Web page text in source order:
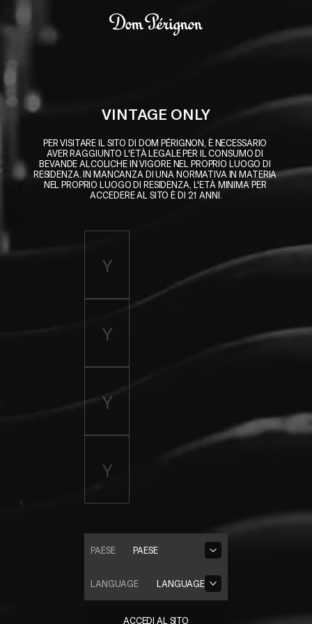
VINTAGE ONLY
PER VISITARE IL SITO DI DOM PÉRIGNON, È NECESSARIO
AVER RAGGIUNTO L'ETÀ LEGALE PER IL CONSUMO DI
BEVANDE ALCOLICHE IN VIGORE NEL PROPRIO LUOGO DI
RESIDENZA. IN MANCANZA DI UNA NORMATIVA IN MATERIA
NEL PROPRIO LUOGO DI RESIDENZA, L'ETÀ MINIMA PER
ACCEDERE AL SITO È DI 21 ANNI.
PAESE
PAESE
LANGUAGE
LANGUAGE
ACCEDI AL SITO